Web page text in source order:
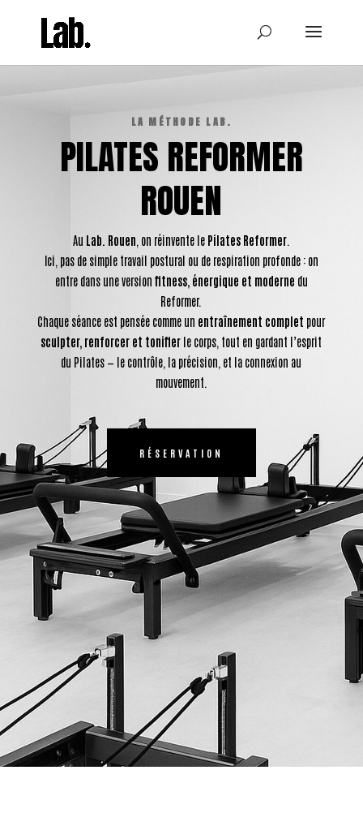
LA MÉTHODE LAB.
PILATES REFORMER
ROUEN
Au Lab. Rouen , on réinvente le Pilates Reformer.
Ici, pas de simple travail postural ou de respiration profonde : on
entre dans une version fitness, énergique et moderne du
Reformer.
Chaque séance est pensée comme un entraînement complet pour
sculpter, renforcer et tonifier le corps, tout en gardant l’esprit
du Pilates — le contrôle, la précision, et la connexion au
mouvement.
RÉSERVATION